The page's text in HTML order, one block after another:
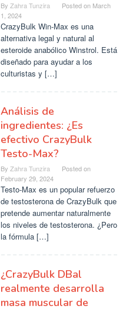
By Zahra Tunzira Posted on March
1, 2024
CrazyBulk Win-Max es una
alternativa legal y natural al
esteroide anabólico Winstrol. Está
diseñado para ayudar a los
culturistas y […]
Análisis de
ingredientes: ¿Es
efectivo CrazyBulk
Testo-Max?
By Zahra Tunzira
Posted on
February 29, 2024
Testo-Max es un popular refuerzo
de testosterona de CrazyBulk que
pretende aumentar naturalmente
los niveles de testosterona. ¿Pero
la fórmula […]
¿CrazyBulk DBal
realmente desarrolla
masa muscular de